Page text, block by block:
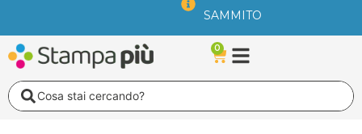
SAMMITO
0
Carrello
Search